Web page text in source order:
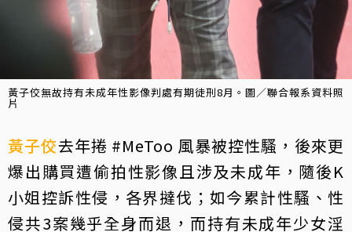
黃子佼無故持有未成年性影像判處有期徒刑8月。圖／聯合報系資料照
片
黃子佼去年捲 #MeToo 風暴被控性騷，後來更
爆出購買遭偷拍性影像且涉及未成年，隨後K
小姐控訴性侵，各界撻伐；如今累計性騷、性
侵共3案幾乎全身而退，而持有未成年少女淫